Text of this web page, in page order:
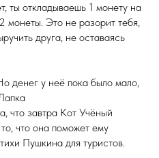
ты откладываешь 1 монету на
Это не разорит тебя,
друга, не оставаясь
денег у неё пока было мало,
что завтра Кот Учёный
что она поможет ему
Пушкина для туристов.